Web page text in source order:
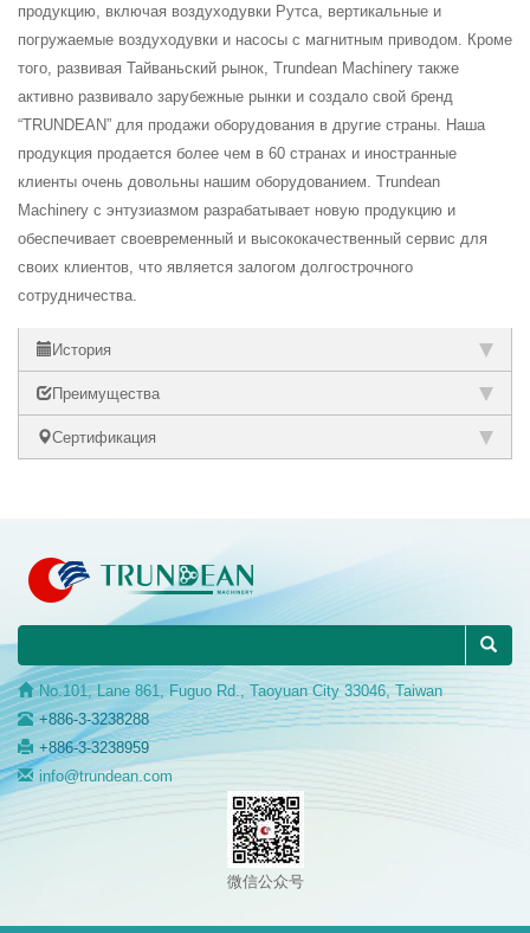
продукцию, включая воздуходувки Рутса, вертикальные и
погружаемые воздуходувки и насосы с магнитным приводом. Кроме
того, развивая Тайваньский рынок, Trundean Machinery также
активно развивало зарубежные рынки и создало свой бренд
“TRUNDEAN” для продажи оборудования в другие страны. Наша
продукция продается более чем в 60 странах и иностранные
клиенты очень довольны нашим оборудованием. Trundean
Machinery с энтузиазмом разрабатывает новую продукцию и
обеспечивает своевременный и высококачественный сервис для
своих клиентов, что является залогом долгострочного
сотрудничества.
История
Преимущества
Сертификация
No.101, Lane 861, Fuguo Rd., Taoyuan City 33046, Taiwan
+886-3-3238288
+886-3-3238959
info@trundean.com
微信公众号